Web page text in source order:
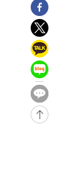
-28606초 전 >
-27303초 전 >
-26690초 전 >
-26483초 전 >
-25755초 전 >
-23316초 전 >
-21883초 전 >